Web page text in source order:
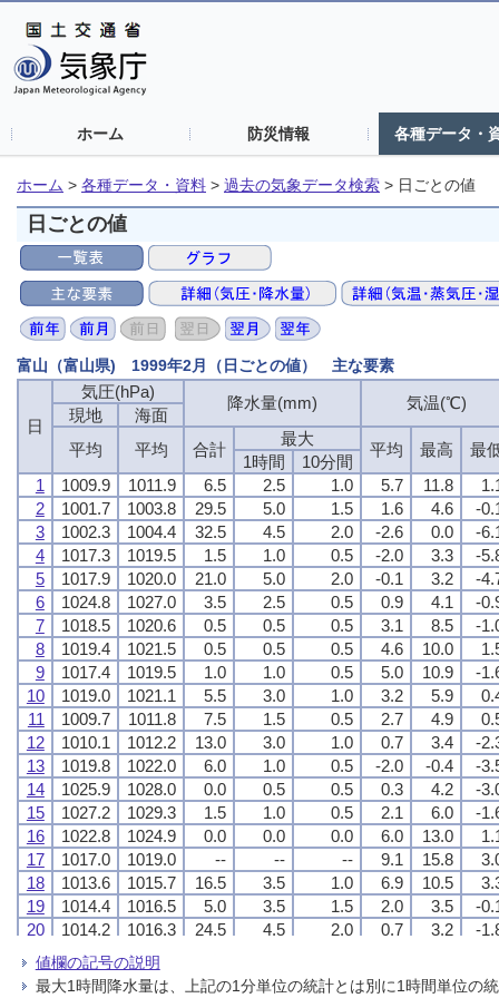
ホーム 防災情報 各種データ・
ホーム > 各種データ・資料 > 過去の気象データ検索 > 日ごとの値
日ごとの値
富山（富山県) 1999年2月（日ごとの値） 主な要素
日
気圧(hPa)
降水量(mm) 気温(℃)
現地
海面
平均
平均 合計
最大
平均 最高 最
1時間
10分間
1
1009.9 1011.9 6.5 2.5 1.0 5.7 11.8
2
1001.7 1003.8 29.5 5.0 1.5 1.6 4.6
-
3
1002.3 1004.4 32.5 4.5 2.0 -2.6 0.0
-
4
1017.3 1019.5 1.5 1.0 0.5 -2.0 3.3
-
5
1017.9 1020.0 21.0 5.0 2.0 -0.1 3.2
-
6
1024.8 1027.0 3.5 2.5 0.5 0.9 4.1
-
7
1018.5 1020.6 0.5 0.5 0.5 3.1 8.5
-
8
1019.4 1021.5 0.5 0.5 0.5 4.6 10.0
9
1017.4 1019.5 1.0 1.0 0.5 5.0 10.9
-
10
1019.0 1021.1 5.5 3.0 1.0 3.2 5.9
11
1009.7 1011.8 7.5 1.5 0.5 2.7 4.9
12
1010.1 1012.2 13.0 3.0 1.0 0.7 3.4
-
13
1019.8 1022.0 6.0 1.0 0.5 -2.0 -0.4
-
14
1025.9 1028.0 0.0 0.5 0.5 0.3 4.2
-
15
1027.2 1029.3 1.5 1.0 0.5 2.1 6.0
-
16
1022.8 1024.9 0.0 0.0 0.0 6.0 13.0
17
1017.0 1019.0 -- -- -- 9.1 15.8
18
1013.6 1015.7 16.5 3.5 1.0 6.9 10.5
19
1014.4 1016.5 5.0 3.5 1.5 2.0 3.5
-
20
1014.2 1016.3 24.5 4.5 2.0 0.7 3.2
-
21
1017.2 1019.3
22
1019.7 1021.8 2.0 1.0 0.5 2.1 6.0
-
日
気圧(hPa)
降水量(mm) 気温(℃)
現地
海面
平均
平均 合計
最大
平均 最高 最
1時間
10分間
1
1009.9 1011.9 6.5 2.5 1.0 5.7 11.8
2
1001.7 1003.8 29.5 5.0 1.5 1.6 4.6
-
3
1002.3 1004.4 32.5 4.5 2.0 -2.6 0.0
-
4
1017.3 1019.5 1.5 1.0 0.5 -2.0 3.3
-
5
1017.9 1020.0 21.0 5.0 2.0 -0.1 3.2
-
6
1024.8 1027.0 3.5 2.5 0.5 0.9 4.1
-
7
1018.5 1020.6 0.5 0.5 0.5 3.1 8.5
-
8
1019.4 1021.5 0.5 0.5 0.5 4.6 10.0
9
1017.4 1019.5 1.0 1.0 0.5 5.0 10.9
-
10
1019.0 1021.1 5.5 3.0 1.0 3.2 5.9
11
1009.7 1011.8 7.5 1.5 0.5 2.7 4.9
12
1010.1 1012.2 13.0 3.0 1.0 0.7 3.4
-
13
1019.8 1022.0 6.0 1.0 0.5 -2.0 -0.4
-
14
1025.9 1028.0 0.0 0.5 0.5 0.3 4.2
-
15
1027.2 1029.3 1.5 1.0 0.5 2.1 6.0
-
16
1022.8 1024.9 0.0 0.0 0.0 6.0 13.0
17
1017.0 1019.0 -- -- -- 9.1 15.8
18
1013.6 1015.7 16.5 3.5 1.0 6.9 10.5
19
1014.4 1016.5 5.0 3.5 1.5 2.0 3.5
-
20
1014.2 1016.3 24.5 4.5 2.0 0.7 3.2
-
21
1017.2 1019.3
22
1019.7 1021.8 2.0 1.0 0.5 2.1 6.0
-
日
気圧(hPa)
降水量(mm) 気温(℃)
現地
海面
平均
平均 合計
最大
平均 最高 最
1時間
10分間
1
1009.9 1011.9 6.5 2.5 1.0 5.7 11.8
2
1001.7 1003.8 29.5 5.0 1.5 1.6 4.6
-
3
1002.3 1004.4 32.5 4.5 2.0 -2.6 0.0
-
4
1017.3 1019.5 1.5 1.0 0.5 -2.0 3.3
-
5
1017.9 1020.0 21.0 5.0 2.0 -0.1 3.2
-
6
1024.8 1027.0 3.5 2.5 0.5 0.9 4.1
-
7
1018.5 1020.6 0.5 0.5 0.5 3.1 8.5
-
8
1019.4 1021.5 0.5 0.5 0.5 4.6 10.0
9
1017.4 1019.5 1.0 1.0 0.5 5.0 10.9
-
10
1019.0 1021.1 5.5 3.0 1.0 3.2 5.9
11
1009.7 1011.8 7.5 1.5 0.5 2.7 4.9
12
1010.1 1012.2 13.0 3.0 1.0 0.7 3.4
-
13
1019.8 1022.0 6.0 1.0 0.5 -2.0 -0.4
-
14
1025.9 1028.0 0.0 0.5 0.5 0.3 4.2
-
15
1027.2 1029.3 1.5 1.0 0.5 2.1 6.0
-
16
1022.8 1024.9 0.0 0.0 0.0 6.0 13.0
17
1017.0 1019.0 -- -- -- 9.1 15.8
18
1013.6 1015.7 16.5 3.5 1.0 6.9 10.5
19
1014.4 1016.5 5.0 3.5 1.5 2.0 3.5
-
20
1014.2 1016.3 24.5 4.5 2.0 0.7 3.2
-
21
1017.2 1019.3
22
1019.7 1021.8 2.0 1.0 0.5 2.1 6.0
-
日
気圧(hPa)
降水量(mm) 気温(℃)
現地
海面
平均
平均 合計
最大
平均 最高 最
1時間
10分間
1
1009.9 1011.9 6.5 2.5 1.0 5.7 11.8
2
1001.7 1003.8 29.5 5.0 1.5 1.6 4.6
-
3
1002.3 1004.4 32.5 4.5 2.0 -2.6 0.0
-
4
1017.3 1019.5 1.5 1.0 0.5 -2.0 3.3
-
5
1017.9 1020.0 21.0 5.0 2.0 -0.1 3.2
-
6
1024.8 1027.0 3.5 2.5 0.5 0.9 4.1
-
7
1018.5 1020.6 0.5 0.5 0.5 3.1 8.5
-
8
1019.4 1021.5 0.5 0.5 0.5 4.6 10.0
9
1017.4 1019.5 1.0 1.0 0.5 5.0 10.9
-
10
1019.0 1021.1 5.5 3.0 1.0 3.2 5.9
11
1009.7 1011.8 7.5 1.5 0.5 2.7 4.9
12
1010.1 1012.2 13.0 3.0 1.0 0.7 3.4
-
13
1019.8 1022.0 6.0 1.0 0.5 -2.0 -0.4
-
14
1025.9 1028.0 0.0 0.5 0.5 0.3 4.2
-
15
1027.2 1029.3 1.5 1.0 0.5 2.1 6.0
-
16
1022.8 1024.9 0.0 0.0 0.0 6.0 13.0
17
1017.0 1019.0 -- -- -- 9.1 15.8
18
1013.6 1015.7 16.5 3.5 1.0 6.9 10.5
19
1014.4 1016.5 5.0 3.5 1.5 2.0 3.5
-
20
1014.2 1016.3 24.5 4.5 2.0 0.7 3.2
-
21
1017.2 1019.3
22
1019.7 1021.8 2.0 1.0 0.5 2.1 6.0
-
値欄の記号の説明
最大1時間降水量は、上記の1分単位の統計とは別に1時間単位の